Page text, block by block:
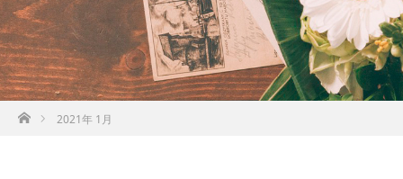
ホーム2021年 1月